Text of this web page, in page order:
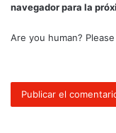
navegador para la
Are you human?